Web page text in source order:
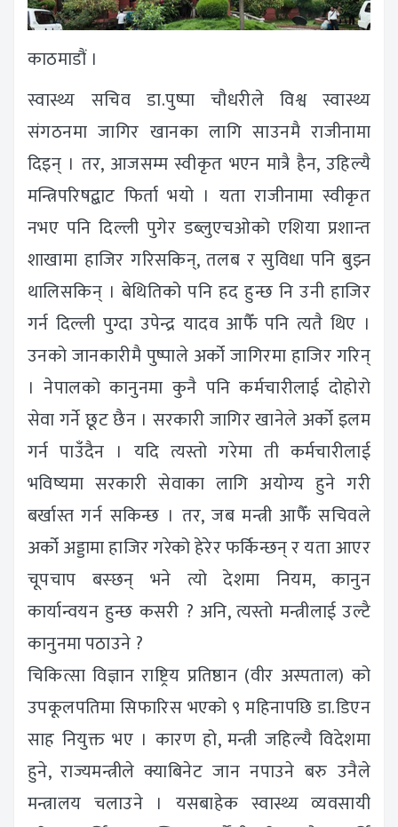
काठमाडौं ।
स्वास्थ्य सचिव डा.पुष्पा चौधरीले विश्व स्वास्थ्य
संगठनमा जागिर खानका लागि साउनमै राजीनामा
दिइन् । तर, आजसम्म स्वीकृत भएन मात्रै हैन, उहिल्यै
मन्त्रिपरिषद्बाट फिर्ता भयो । यता राजीनामा स्वीकृत
नभए पनि दिल्ली पुगेर डब्लुएचओको एशिया प्रशान्त
शाखामा हाजिर गरिसकिन्, तलब र सुविधा पनि बुझ्न
थालिसकिन् । बेथितिको पनि हद हुन्छ नि उनी हाजिर
गर्न दिल्ली पुग्दा उपेन्द्र यादव आफैँ पनि त्यतै थिए ।
उनको जानकारीमै पुष्पाले अर्को जागिरमा हाजिर गरिन्
। नेपालको कानुनमा कुनै पनि कर्मचारीलाई दोहोरो
सेवा गर्ने छूट छैन । सरकारी जागिर खानेले अर्को इलम
गर्न पाउँदैन । यदि त्यस्तो गरेमा ती कर्मचारीलाई
भविष्यमा सरकारी सेवाका लागि अयोग्य हुने गरी
बर्खास्त गर्न सकिन्छ । तर, जब मन्त्री आफैँ सचिवले
अर्को अड्डामा हाजिर गरेको हेरेर फर्किन्छन् र यता आएर
चूपचाप बस्छन् भने त्यो देशमा नियम, कानुन
कार्यान्वयन हुन्छ कसरी ? अनि, त्यस्तो मन्त्रीलाई उल्टै
कानुनमा पठाउने ?
चिकित्सा विज्ञान राष्ट्रिय प्रतिष्ठान (वीर अस्पताल) को
उपकूलपतिमा सिफारिस भएको ९ महिनापछि डा.डिएन
साह नियुक्त भए । कारण हो, मन्त्री जहिल्यै विदेशमा
हुने, राज्यमन्त्रीले क्याबिनेट जान नपाउने बरु उनैले
मन्त्रालय चलाउने । यसबाहेक स्वास्थ्य व्यवसायी